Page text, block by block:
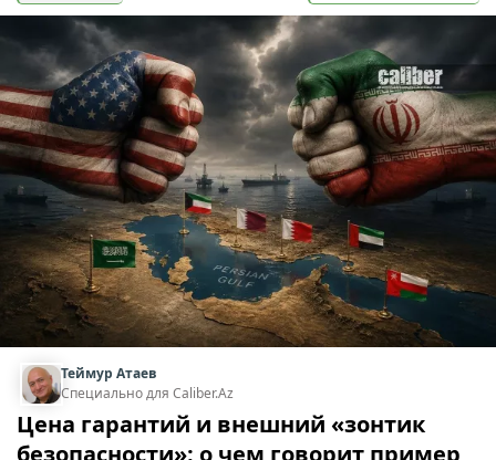
Теймур Атаев
Специально для Caliber.Az
Цена гарантий и внешний «зонтик
безопасности»: о чем говорит пример